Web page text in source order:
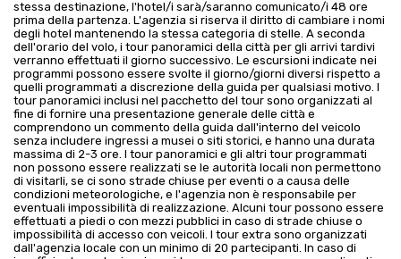
stessa destinazione, l'hotel/i sarà/saranno comunicato/i 48 ore
prima della partenza. L'agenzia si riserva il diritto di cambiare i nomi
degli hotel mantenendo la stessa categoria di stelle. A seconda
dell'orario del volo, i tour panoramici della città per gli arrivi tardivi
verranno effettuati il giorno successivo. Le escursioni indicate nei
programmi possono essere svolte il giorno/giorni diversi rispetto a
quelli programmati a discrezione della guida per qualsiasi motivo. I
tour panoramici inclusi nel pacchetto del tour sono organizzati al
fine di fornire una presentazione generale delle città e
comprendono un commento della guida dall'interno del veicolo
senza includere ingressi a musei o siti storici, e hanno una durata
massima di 2-3 ore. I tour panoramici e gli altri tour programmati
non possono essere realizzati se le autorità locali non permettono
di visitarli, se ci sono strade chiuse per eventi o a causa delle
condizioni meteorologiche, e l'agenzia non è responsabile per
eventuali impossibilità di realizzazione. Alcuni tour possono essere
effettuati a piedi o con mezzi pubblici in caso di strade chiuse o
impossibilità di accesso con veicoli. I tour extra sono organizzati
dall'agenzia locale con un minimo di 20 partecipanti. In caso di